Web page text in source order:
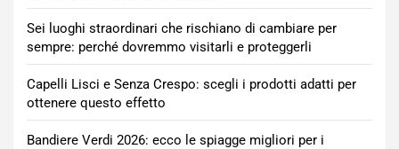
Sei luoghi straordinari che rischiano di cambiare per
sempre: perché dovremmo visitarli e proteggerli
Capelli Lisci e Senza Crespo: scegli i prodotti adatti per
ottenere questo effetto
Bandiere Verdi 2026: ecco le spiagge migliori per i